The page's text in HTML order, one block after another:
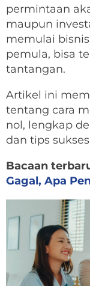
permintaan
maupun
memulai
pemula, bisa
tantangan.
Artikel ini
tentang cara
nol, lengkap
dan tips
Bacaan
Gagal, Apa